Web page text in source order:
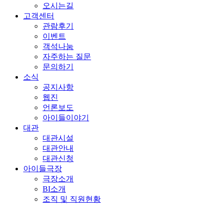
오시는길
고객센터
관람후기
이벤트
객석나눔
자주하는 질문
문의하기
소식
공지사항
웹진
언론보도
아이들이야기
대관
대관시설
대관안내
대관신청
아이들극장
극장소개
BI소개
조직 및 직원현황